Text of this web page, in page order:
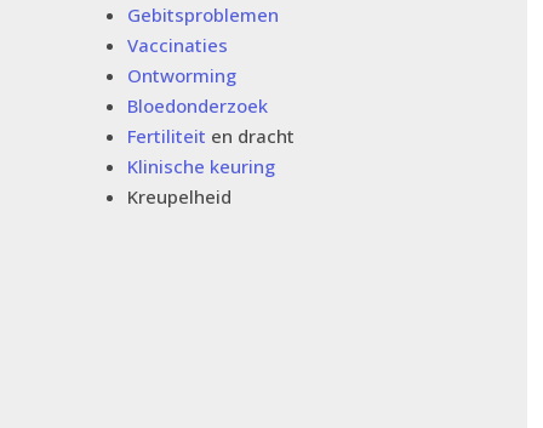
Gebitsproblemen
Vaccinaties
Ontworming
Bloedonderzoek
Fertiliteit en dracht
Klinische keuring
Kreupelheid